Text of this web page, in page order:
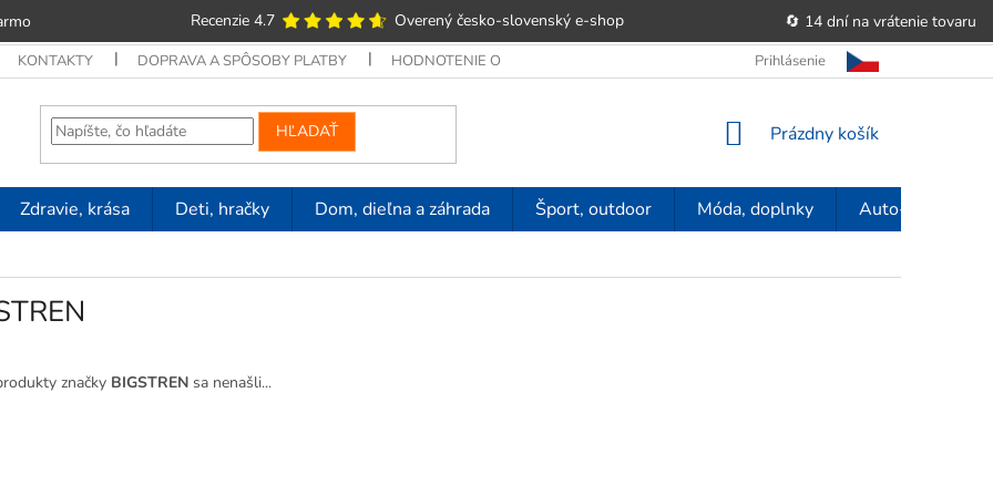
Recenzie 4.7 Overený česko-slovenský e‑shop
🔄 14 dní na vrátenie tovaru
KONTAKTY DOPRAVA A SPÔSOBY PLATBY HODNOTENIE OBCHODU OBCHODNÉ PODMIENKY POUČENIE O PRÁVE
Prihlásenie
HĽADAŤ
NÁKUPNÝ
Prázdny košík
Zdravie, krása Deti, hračky Dom, dieľna a záhrada Šport, outdoor Móda, doplnky Auto-moto
značky BIGSTREN sa nenašli...